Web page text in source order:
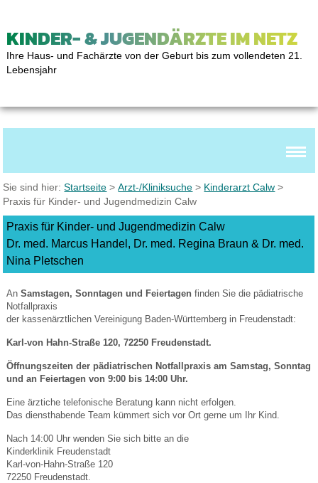
KINDER- & JUGENDÄRZTE IM NETZ
Ihre Haus- und Fachärzte von der Geburt bis zum vollendeten 21.
Lebensjahr
Sie sind hier:Startseite >Arzt-/Kliniksuche > Kinderarzt Calw >
Praxis für Kinder- und Jugendmedizin Calw
Praxis für Kinder- und Jugendmedizin Calw
Dr. med. Marcus Handel, Dr. med. Regina Braun & Dr. med.
Nina Pletschen
An Samstagen, Sonntagen und Feiertagenfinden Sie die pädiatrische
Notfallpraxis
der kassenärztlichen Vereinigung Baden-Württemberg in Freudenstadt:
Karl-von Hahn-Straße 120, 72250 Freudenstadt.
Öffnungszeiten der pädiatrischen Notfallpraxis am Samstag, Sonntag
und an Feiertagen von 9:00 bis 14:00 Uhr.
Eine ärztiche telefonische Beratung kann nicht erfolgen.
Das diensthabende Team kümmert sich vor Ort gerne um Ihr Kind.
Nach 14:00 Uhr wenden Sie sich bitte an die
Kinderklinik Freudenstadt
Karl-von-Hahn-Straße 120
72250 Freudenstadt.